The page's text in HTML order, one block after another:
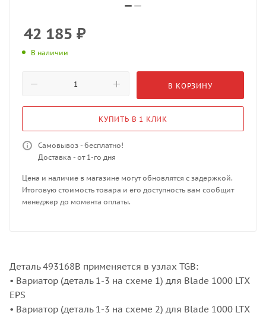
42 185 ₽
В наличии
В КОРЗИНУ
КУПИТЬ В 1 КЛИК
Самовывоз - бесплатно!
Доставка - от 1-го дня
Цена и наличие в магазине могут обновлятся с задержкой.
Итоговую стоимость товара и его доступность вам сообщит
менеджер до момента оплаты.
Деталь 493168B применяется в узлах TGB:
• Вариатор (деталь 1-3 на схеме 1) для Blade 1000 LTX
EPS
• Вариатор (деталь 1-3 на схеме 2) для Blade 1000 LTX